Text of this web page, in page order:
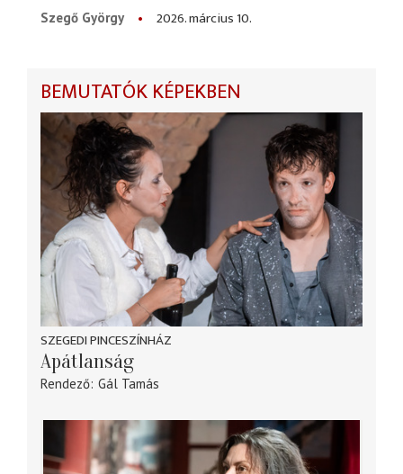
Szegő György
2026. március 10.
BEMUTATÓK KÉPEKBEN
SZEGEDI PINCESZÍNHÁZ
Apátlanság
Rendező Gál Tamás